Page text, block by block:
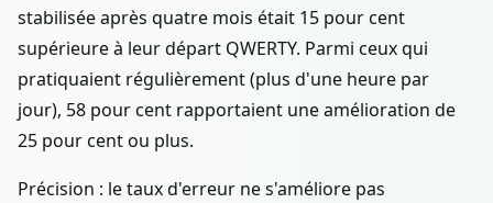
stabilisée après quatre mois était 15 pour cent
supérieure à leur départ QWERTY. Parmi ceux qui
pratiquaient régulièrement (plus d'une heure par
jour), 58 pour cent rapportaient une amélioration de
25 pour cent ou plus.
Précision : le taux d'erreur ne s'améliore pas